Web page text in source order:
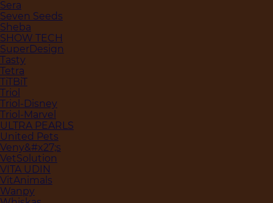
Sera
Seven Seeds
Sheba
SHOW TECH
SuperDesign
Tasty
Tetra
TiTBiT
Triol
Triol-Disney
Triol-Marvel
ULTRA PEARLS
United Pets
Veny&#x27;s
VetSolution
VITA UDIN
VitAnimals
Wanpy